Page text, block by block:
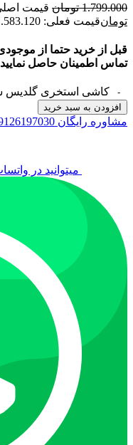
1.799.000 تومان قیمت اصلی: 1.799.000
تومانقیمت فعلی: 1.583.120 تومان.
قبل از خرید حتما از
تماس اطمینان حاصل
کاشی استخری گلدیس
افزودن به سبد خرید
مشاوره رایگان 09126197030
میتوانید در